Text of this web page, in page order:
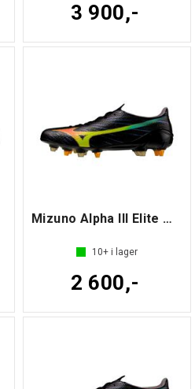
3 900,-
Mizuno Alpha III Elite MIX
10+ i lager
2 600,-